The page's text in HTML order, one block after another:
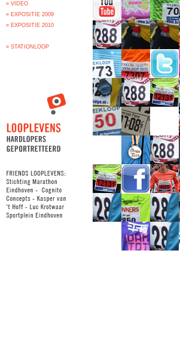
» VIDEO
» EXPOSITIE 2009
» EXPOSITIE 2010
» STATIONLOOP